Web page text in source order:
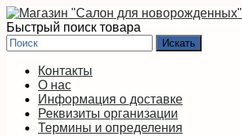
Быстрый поиск товара
Контакты
О нас
Информация о доставке
Реквизиты организации
Термины и определения